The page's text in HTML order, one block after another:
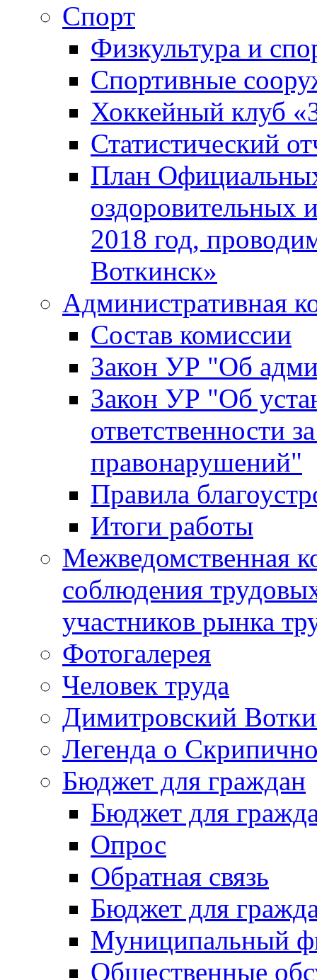
Спорт
Физкультура и
Спортивные
Хоккейный клуб
Статистический
План
оздоровительных
2018 год,
Воткинск»
Административная
Состав комиссии
Закон УР "Об
Закон УР "Об
ответственности
правонарушений"
Правила
Итоги работы
Межведомственная
соблюдения
участников рынка
Фотогалерея
Человек труда
Димитровский
Легенда о
Бюджет для граждан
Бюджет для
Опрос
Обратная связь
Бюджет для
Муниципальный
Общественные